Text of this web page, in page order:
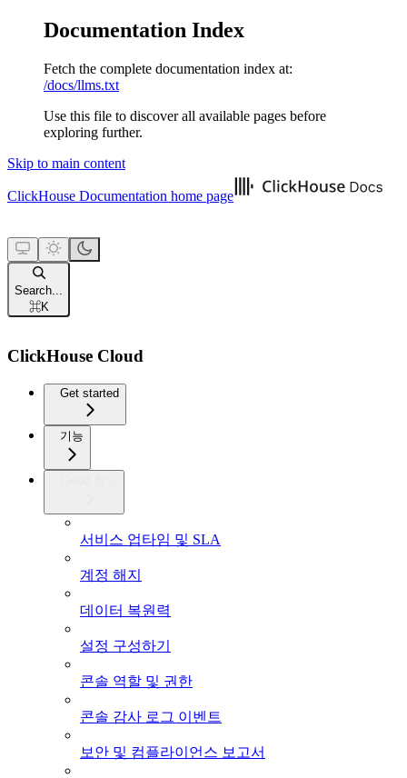
Documentation Index
Fetch the complete documentation index at:
/docs/llms.txt
Use this file to discover all available pages before
exploring further.
Skip to main content
ClickHouse Documentation home page
Search...
⌘K
ClickHouse Cloud
Get started
기능
서비스 업타임 및 SLA
계정 해지
데이터 복원력
설정 구성하기
콘솔 역할 및 권한
콘솔 감사 로그 이벤트
보안 및 컴플라이언스 보고서